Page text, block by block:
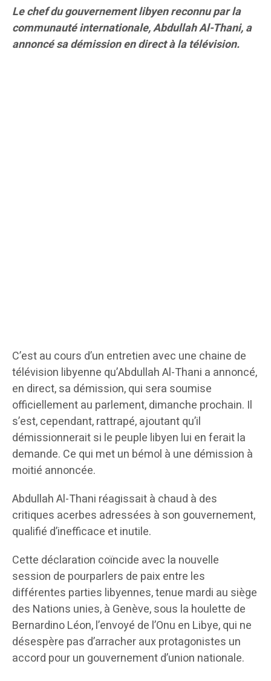
Le chef du gouvernement libyen reconnu par la
communauté internationale, Abdullah Al-Thani, a
annoncé sa démission en direct à la télévision.
C’est au cours d’un entretien avec une chaine de
télévision libyenne qu’Abdullah Al-Thani a annoncé,
en direct, sa démission, qui sera soumise
officiellement au parlement, dimanche prochain. Il
s’est, cependant, rattrapé, ajoutant qu’il
démissionnerait si le peuple libyen lui en ferait la
demande. Ce qui met un bémol à une démission à
moitié annoncée.
Abdullah Al-Thani réagissait à chaud à des
critiques acerbes adressées à son gouvernement,
qualifié d’inefficace et inutile.
Cette déclaration coïncide avec la nouvelle
session de pourparlers de paix entre les
différentes parties libyennes, tenue mardi au siège
des Nations unies, à Genève, sous la houlette de
Bernardino Léon, l’envoyé de l’Onu en Libye, qui ne
désespère pas d’arracher aux protagonistes un
accord pour un gouvernement d’union nationale.